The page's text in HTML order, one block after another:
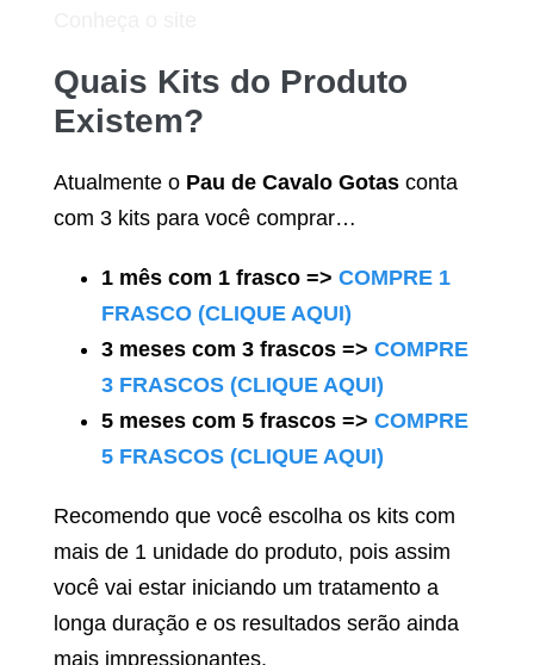
Quais Kits do Produto
Existem?
Atualmente o Pau de Cavalo Gotas conta
com 3 kits para você comprar…
1 mês com 1 frasco => COMPRE 1
FRASCO (CLIQUE AQUI)
3 meses com 3 frascos => COMPRE
3 FRASCOS (CLIQUE AQUI)
5 meses com 5 frascos => COMPRE
5 FRASCOS (CLIQUE AQUI)
Recomendo que você escolha os kits com
mais de 1 unidade do produto, pois assim
você vai estar iniciando um tratamento a
longa duração e os resultados serão ainda
mais impressionantes.